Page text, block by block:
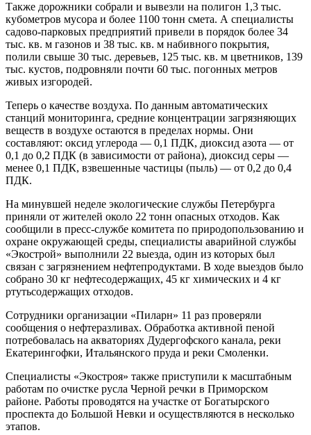
Также дорожники собрали и вывезли на полигон 1,3 тыс.
кубометров мусора и более 1100 тонн смета. А специалисты
садово-парковых предприятий привели в порядок более 34
тыс. кв. м газонов и 38 тыс. кв. м набивного покрытия,
полили свыше 30 тыс. деревьев, 125 тыс. кв. м цветников, 139
тыс. кустов, подровняли почти 60 тыс. погонных метров
живых изгородей.
Теперь о качестве воздуха. По данным автоматических
станций мониторинга, средние концентрации загрязняющих
веществ в воздухе остаются в пределах нормы. Они
составляют: оксид углерода — 0,1 ПДК, диоксид азота — от
0,1 до 0,2 ПДК (в зависимости от района), диоксид серы —
менее 0,1 ПДК, взвешенные частицы (пыль) — от 0,2 до 0,4
ПДК.
На минувшей неделе экологические службы Петербурга
приняли от жителей около 22 тонн опасных отходов. Как
сообщили в пресс-службе комитета по природопользованию и
охране окружающей среды, специалисты аварийной службы
«Экострой» выполнили 22 выезда, один из которых был
связан с загрязнением нефтепродуктами. В ходе выездов было
собрано 30 кг нефтесодержащих, 45 кг химических и 4 кг
ртутьсодержащих отходов.
Сотрудники организации «Пиларн» 11 раз проверяли
сообщения о нефтеразливах. Обработка активной пеной
потребовалась на акваториях Дудергофского канала, реки
Екатерингофки, Итальянского пруда и реки Смоленки.
Специалисты «Экостроя» также приступили к масштабным
работам по очистке русла Черной речки в Приморском
районе. Работы проводятся на участке от Богатырского
проспекта до Большой Невки и осуществляются в несколько
этапов.